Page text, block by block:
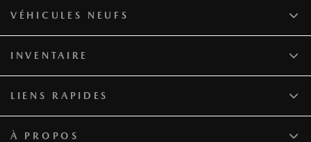
VÉHICULES NEUFS
INVENTAIRE
LIENS RAPIDES
À PROPOS